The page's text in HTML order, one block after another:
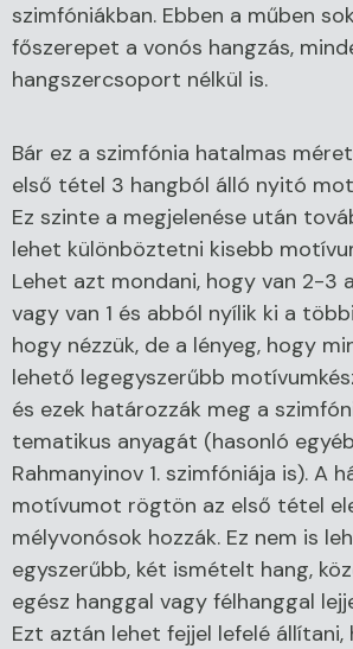
szimfóniákban. Ebben a műben
főszerepet a vonós hangzás,
hangszercsoport nélkül is.
Bár ez a szimfónia hatalmas
első tétel 3 hangból álló nyitó
Ez szinte a megjelenése után
lehet különböztetni kisebb
Lehet azt mondani, hogy van 2-3
vagy van 1 és abból nyílik ki a
hogy nézzük, de a lényeg, hogy
lehető legegyszerűbb
és ezek határozzák meg a
tematikus anyagát (hasonló
Rahmanyinov 1. szimfóniája is). A
motívumot rögtön az első tétel
mélyvonósok hozzák. Ez nem is
egyszerűbb, két ismételt hang,
egész hanggal vagy félhanggal
Ezt aztán lehet fejjel lefelé állítani,